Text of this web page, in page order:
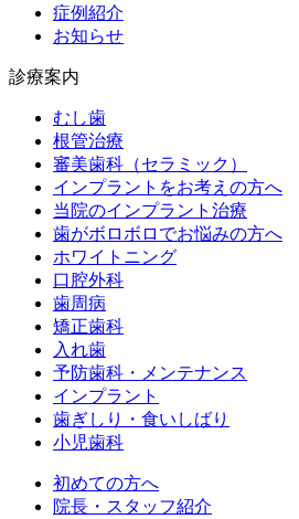
症例紹介
お知らせ
診療案内
むし歯
根管治療
審美歯科（セラミック）
インプラントをお考えの方へ
当院のインプラント治療
歯がボロボロでお悩みの方へ
ホワイトニング
口腔外科
歯周病
矯正歯科
入れ歯
予防歯科・メンテナンス
インプラント
歯ぎしり・食いしばり
小児歯科
初めての方へ
院長・スタッフ紹介